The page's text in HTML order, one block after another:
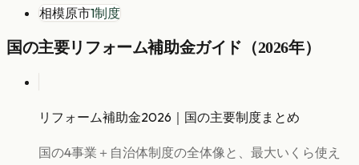
相模原市1制度
国の主要リフォーム補助金ガイド（2026年）
リフォーム補助金2026｜国の主要制度まとめ
国の4事業＋自治体制度の全体像と、最大いくら使え